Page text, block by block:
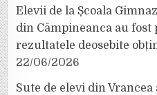
Elevii de la Școala
din Câmpineanca au
rezultatele deosebite
22/06/2026
Sute de elevi din